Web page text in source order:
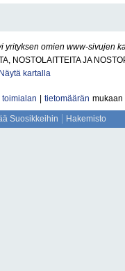
yrityksen omien www-sivujen
NOSTOLAITTEITA JA
Näytä kartalla
toimialan tietomäärän mukaan
Suosikkeihin Hakemisto